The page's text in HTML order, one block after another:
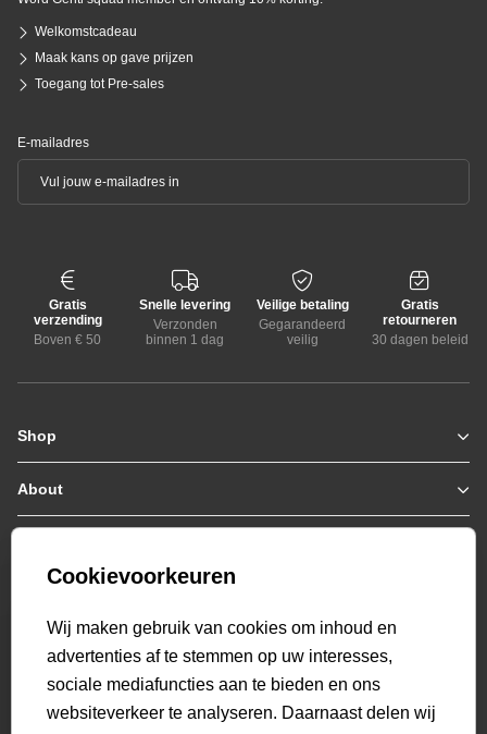
Welkomstcadeau
Maak kans op gave prijzen
Toegang tot Pre-sales
E-mailadres
Gratis
verzending
Boven € 50
Snelle levering
Verzonden
binnen 1 dag
Veilige betaling
Gegarandeerd
veilig
Gratis
retourneren
30 dagen beleid
Shop
Zomerjassen
Jassen / Coats
Colberts
Hoodies
Polo's
T-shirts
Overshirts
Overhemden
About
Who we are
Genti X PSV
Bestellen & Betalen
Retourneren
Veelgestelde vragen
Mijn Account
beoordelingen
Cookievoorkeuren
Wij maken gebruik van cookies om inhoud en
advertenties af te stemmen op uw interesses,
sociale mediafuncties aan te bieden en ons
websiteverkeer te analyseren. Daarnaast delen wij